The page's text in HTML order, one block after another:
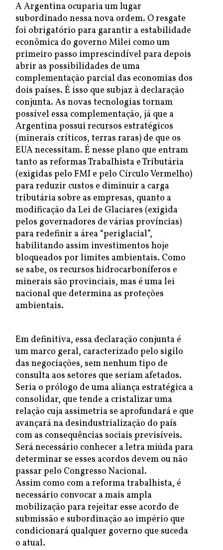
A Argentina ocuparia um lugar
subordinado nessa nova ordem. O resgate
foi obrigatório para garantir a estabilidade
econômica do governo Milei como um
primeiro passo imprescindível para depois
abrir as possibilidades de uma
complementação parcial das economias dos
dois países. É isso que subjaz à declaração
conjunta. As novas tecnologias tornam
possível essa complementação, já que a
Argentina possui recursos estratégicos
(minerais críticos, terras raras) de que os
EUA necessitam. É nesse plano que entram
tanto as reformas Trabalhista e Tributária
(exigidas pelo FMI e pelo Círculo Vermelho)
para reduzir custos e diminuir a carga
tributária sobre as empresas, quanto a
modificação da Lei de Glaciares (exigida
pelos governadores de várias províncias)
para redefinir a área “periglacial”,
habilitando assim investimentos hoje
bloqueados por limites ambientais. Como
se sabe, os recursos hidrocarboníferos e
minerais são provinciais, mas é uma lei
nacional que determina as proteções
ambientais.
Em definitiva, essa declaração conjunta é
um marco geral, caracterizado pelo sigilo
das negociações, sem nenhum tipo de
consulta aos setores que seriam afetados.
Seria o prólogo de uma aliança estratégica a
consolidar, que tende a cristalizar uma
relação cuja assimetria se aprofundará e que
avançará na desindustrialização do país
com as consequências sociais previsíveis.
Será necessário conhecer a letra miúda para
determinar se esses acordos devem ou não
passar pelo Congresso Nacional.
Assim como com a reforma trabalhista, é
necessário convocar a mais ampla
mobilização para rejeitar esse acordo de
submissão e subordinação ao império que
condicionará qualquer governo que suceda
o atual.